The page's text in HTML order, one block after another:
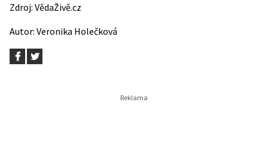
Zdroj: VědaŽivě.cz
Autor: Veronika Holečková